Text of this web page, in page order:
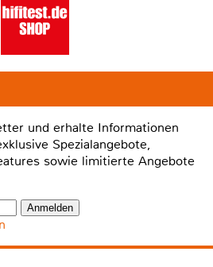
und erhalte Informationen
Spezialangebote,
sowie limitierte Angebote